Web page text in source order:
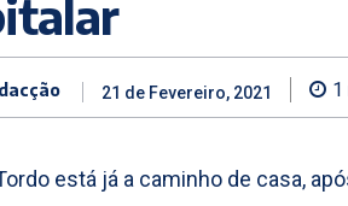
21 de Fevereiro, 2021 1
está já a caminho de casa,